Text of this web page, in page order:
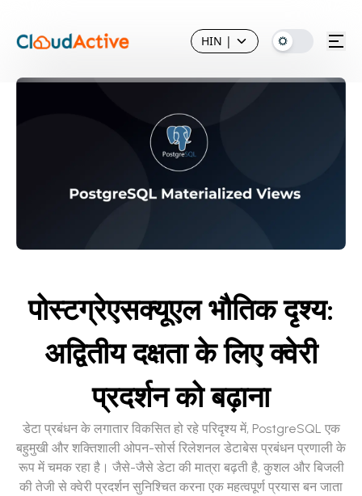
HIN |
पोस्टग्रेएसक्यूएल भौतिक दृश्य:
अद्वितीय दक्षता के लिए क्वेरी
प्रदर्शन को बढ़ाना
डेटा प्रबंधन के लगातार विकसित हो रहे परिदृश्य में, PostgreSQL एक
बहुमुखी और शक्तिशाली ओपन-सोर्स रिलेशनल डेटाबेस प्रबंधन प्रणाली के
रूप में चमक रहा है। जैसे-जैसे डेटा की मात्रा बढ़ती है, कुशल और बिजली
की तेजी से क्वेरी प्रदर्शन सुनिश्चित करना एक महत्वपूर्ण प्रयास बन जाता